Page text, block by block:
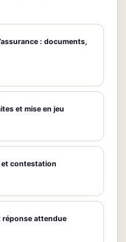
: documents,
et mise en jeu
et contestation
réponse attendue